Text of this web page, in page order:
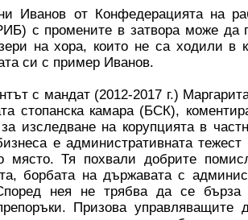
Иванов от Конфедерацията на
с промените в затвора може да
на хора, които не са ходили в
си с пример Иванов.
с мандат (2012-2017 г.)
стопанска камара (БСК),
изследване на корупцията в
е административната тежест
място. Тя похвали добрите
борбата на държавата с
нея не трябва да се
Призова управляващите